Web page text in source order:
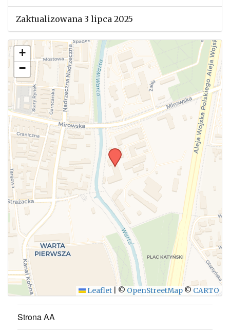
Zaktualizowana 3 lipca 2025
+
−
Leaflet © OpenStreetMap © CARTO
Strona AA